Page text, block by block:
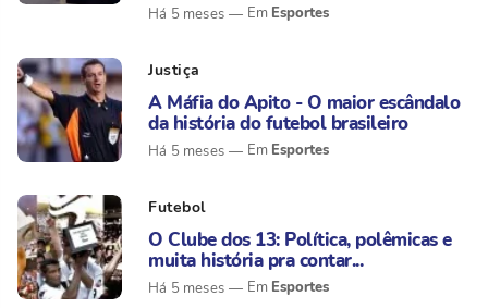
Há 5 meses Esportes
Justiça
A Máfia do Apito - O maior escândalo
da história do futebol brasileiro
Há 5 meses Esportes
Futebol
O Clube dos 13: Política, polêmicas e
muita história pra contar...
Há 5 meses Esportes